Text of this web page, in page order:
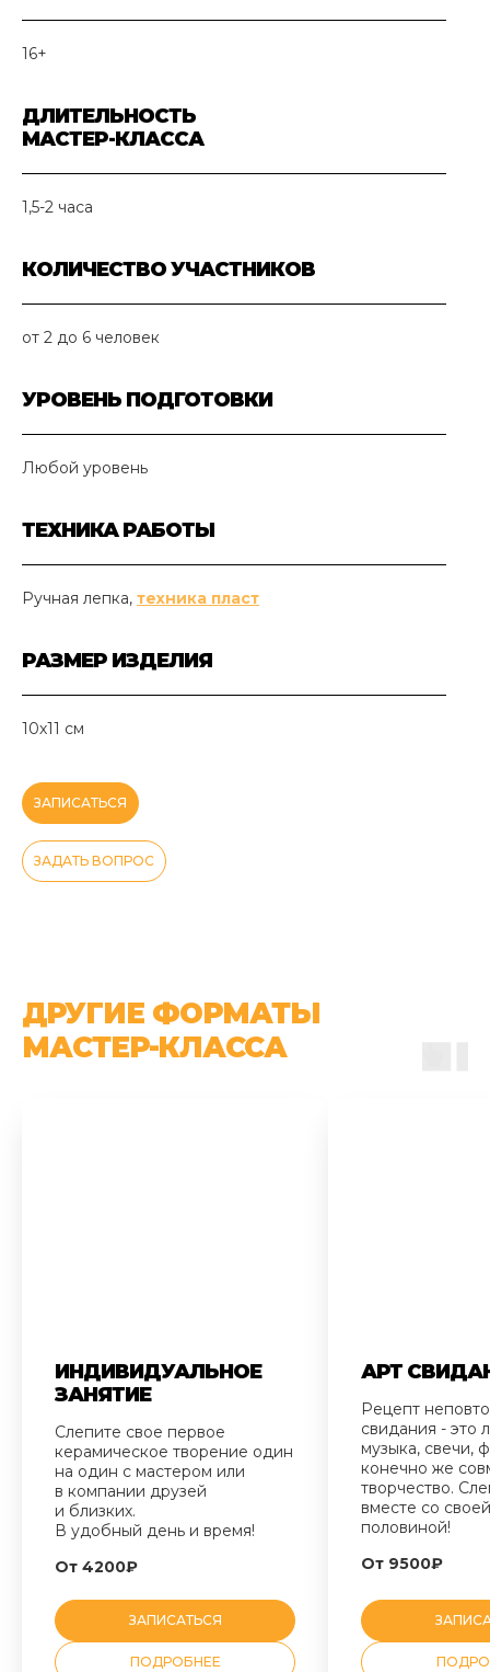
16+
ДЛИТЕЛЬНОСТЬ
МАСТЕР-КЛАССА
1,5-2 часа
КОЛИЧЕСТВО УЧАСТНИКОВ
от 2 до 6 человек
УРОВЕНЬ ПОДГОТОВКИ
Любой уровень
ТЕХНИКА РАБОТЫ
Ручная лепка, техника пласт
РАЗМЕР ИЗДЕЛИЯ
10х11 см
ЗАПИСАТЬСЯ
ЗАДАТЬ ВОПРОС
ДРУГИЕ ФОРМАТЫ
МАСТЕР-КЛАССА
ИНДИВИДУАЛЬНОЕ
ЗАНЯТИЕ
Слепите свое первое
керамическое творение один
на один с мастером или
в компании друзей
и близких.
В удобный день и время!
От 4200₽
ЗАПИСАТЬСЯ
ПОДРОБНЕЕ
АРТ
Рецепт
свидания - это
музыка, свечи,
конечно же
творчество.
вместе со
половиной!
От 9500₽